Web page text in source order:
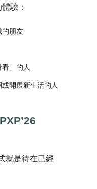
驗：
的朋友
」的人
開展新生活的人
就是待在已經